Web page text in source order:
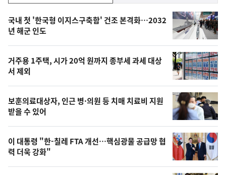
기,
최
신,
늘
의
영
상
오
늘
기
뉴
스
국내 첫 '한국형 이지스구축함' 건조 본격화…2032
년 해군 인도
거주용 1주택, 시가 20억 원까지 종부세 과세 대상
서 제외
보훈의료대상자, 인근 병·의원 등 치매 치료비 지원
받을 수 있어
이 대통령 "한-칠레 FTA 개선…핵심광물 공급망 협
력 더욱 강화"